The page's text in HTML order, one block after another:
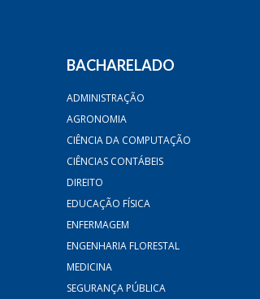
BACHARELADO
ADMINISTRAÇÃO
AGRONOMIA
CIÊNCIA DA COMPUTAÇÃO
CIÊNCIAS CONTÁBEIS
DIREITO
EDUCAÇÃO FÍSICA
ENFERMAGEM
ENGENHARIA FLORESTAL
MEDICINA
SEGURANÇA PÚBLICA